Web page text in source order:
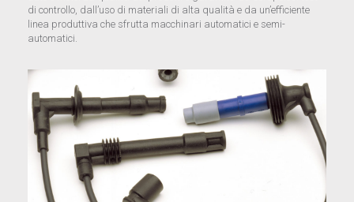
di controllo, dall’uso di materiali di alta qualità e da un’efficiente
linea produttiva che sfrutta macchinari automatici e semi-
automatici.